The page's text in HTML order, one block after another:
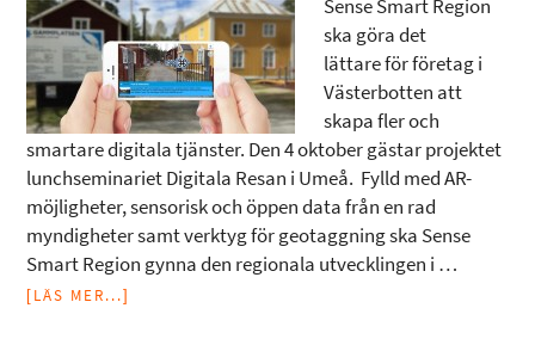
Sense Smart Region
ska göra det
lättare för företag i
Västerbotten att
skapa fler och
smartare digitala tjänster. Den 4 oktober gästar projektet
lunchseminariet Digitala Resan i Umeå. Fylld med AR-
möjligheter, sensorisk och öppen data från en rad
myndigheter samt verktyg för geotaggning ska Sense
Smart Region gynna den regionala utvecklingen i …
[LÄS MER...]